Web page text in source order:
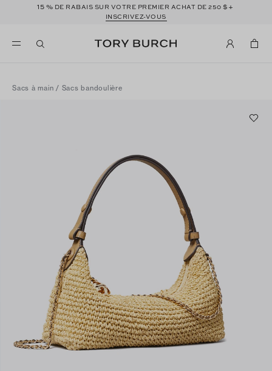
15 % DE RABAIS SUR VOTRE PREMIER ACHAT DE 250$+
INSCRIVEZ-VOUS
Sacs à main / Sacs bandoulière